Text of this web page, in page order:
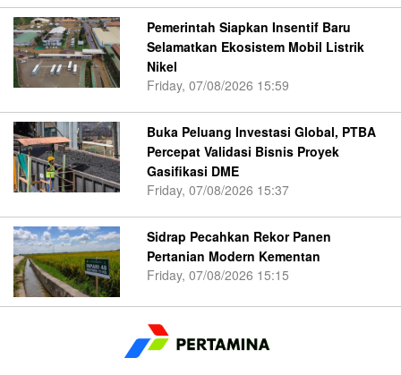
Pemerintah Siapkan Insentif Baru
Selamatkan Ekosistem Mobil Listrik
Nikel
Friday, 07/08/2026 15:59
Buka Peluang Investasi Global, PTBA
Percepat Validasi Bisnis Proyek
Gasifikasi DME
Friday, 07/08/2026 15:37
Sidrap Pecahkan Rekor Panen
Pertanian Modern Kementan
Friday, 07/08/2026 15:15